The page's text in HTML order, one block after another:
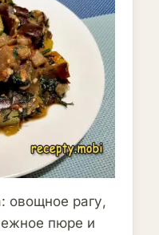
овощное рагу,
пюре и